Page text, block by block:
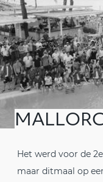
Het werd voor de
maar ditmaal op